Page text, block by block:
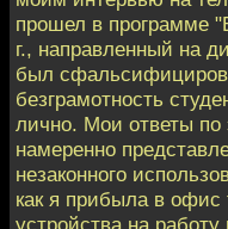
прошел в программе
г., направленный на
был
безграмотность
лично. Мои ответы по
намеренно
незаконного
как я прибыла в
устройства на